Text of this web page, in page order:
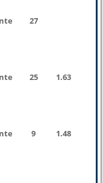
27
25 1.63
9 1.48